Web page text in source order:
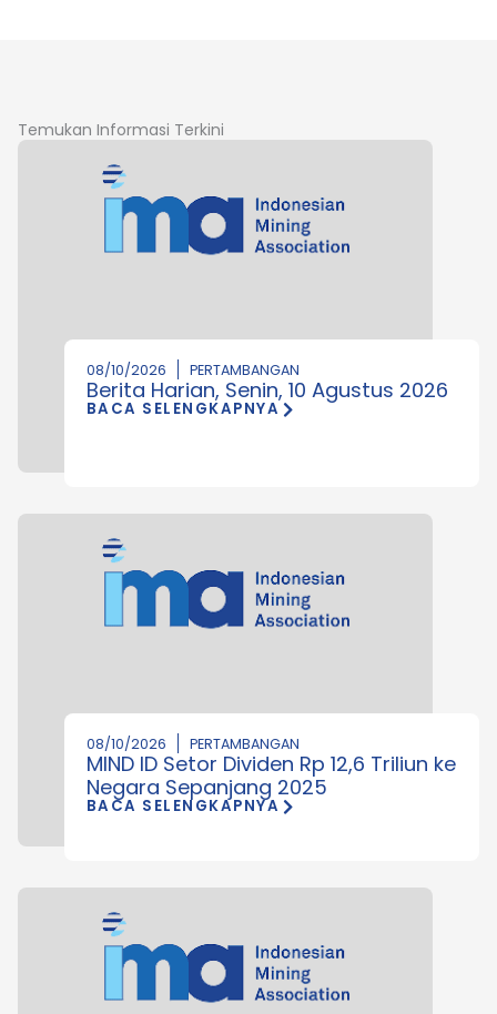
Temukan Informasi Terkini
08/10/2026 PERTAMBANGAN
Berita Harian, Senin, 10 Agustus 2026
BACA SELENGKAPNYA
08/10/2026 PERTAMBANGAN
MIND ID Setor Dividen Rp 12,6 Triliun ke
Negara Sepanjang 2025
BACA SELENGKAPNYA